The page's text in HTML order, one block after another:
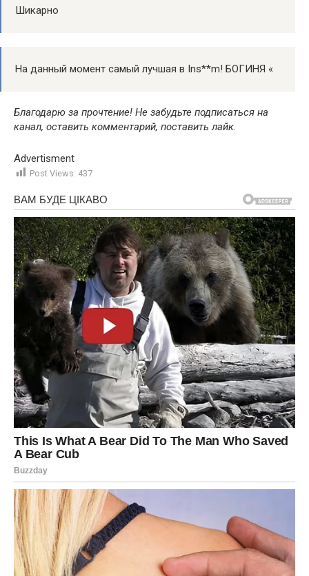
Шикарно
На данный момент самый лучшая в Ins**m! БОГИНЯ «
Благодарю за прочтение! Не забудьте подписаться на
канал, оставить комментарий, поставить лайк.
Advertisment
Post Views: 437